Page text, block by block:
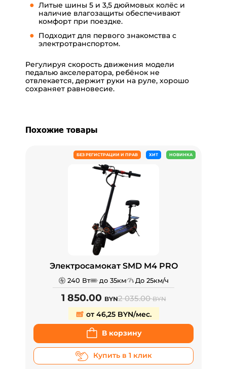
Литые шины 5 и 3,5 дюймовых колёс и
наличие влагозащиты обеспечивают
комфорт при поездке.
Подходит для первого знакомства с
электротранспортом.
Регулируя скорость движения модели
педалью акселератора, ребёнок не
отвлекается, держит руки на руле, хорошо
сохраняет равновесие.
Похожие товары
БЕЗ РЕГИСТРАЦИИ И ПРАВ ХИТ НОВИНКА
Электросамокат SMD M4 PRO
240 Вт до 35км До 25км/ч
1 850.00 BYN2 035.00BYN
от 46,25 BYN/мес.
В корзину
Купить в 1 клик